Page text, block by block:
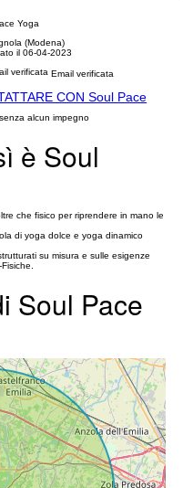
Yoga
(Modena)
il 06-04-2023
Email verificata
CON Soul Pace
alcun impegno
è Soul
che fisico per riprendere in mano le
di yoga dolce e yoga dinamico
su misura e sulle esigenze
Soul Pace